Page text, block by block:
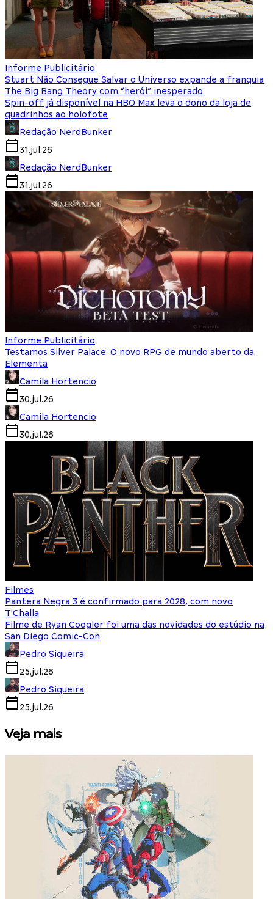
Informe Publicitário
Stuart Não Consegue Salvar o Universo expande a franquia
The Big Bang Theory com “herói” inesperado
Spin-off já disponível na HBO Max leva o dono da loja de
quadrinhos ao holofote
Redação NerdBunker
31.jul.26
Redação NerdBunker
31.jul.26
Informe Publicitário
Testamos Silver Palace: O novo RPG de mundo aberto da
Elementa
Camila Hortencio
30.jul.26
Camila Hortencio
30.jul.26
Filmes
Pantera Negra 3 é confirmado para 2028, com novo
T'Challa
Filme de Ryan Coogler foi uma das novidades do estúdio na
San Diego Comic-Con
Pedro Siqueira
25.jul.26
Pedro Siqueira
25.jul.26
Veja mais